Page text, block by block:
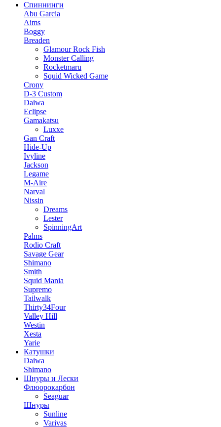
Спиннинги
Abu Garcia
Aims
Boggy
Breaden
Glamour Rock Fish
Monster Calling
Rocketmaru
Squid Wicked Game
Crony
D-3 Custom
Daiwa
Eclipse
Gamakatsu
Luxxe
Gan Craft
Hide-Up
Ivyline
Jackson
Legame
M-Aire
Narval
Nissin
Dreams
Lester
SpinningArt
Palms
Rodio Craft
Savage Gear
Shimano
Smith
Squid Mania
Supremo
Tailwalk
Thirty34Four
Valley Hill
Westin
Xesta
Yarie
Катушки
Daiwa
Shimano
Шнуры и Лески
Флюорокарбон
Seaguar
Шнуры
Sunline
Varivas